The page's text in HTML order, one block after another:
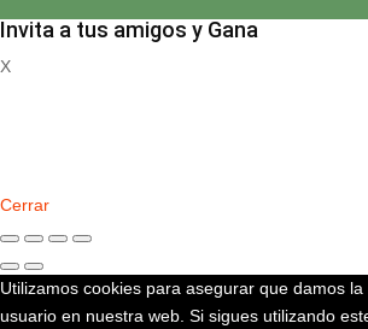
Invita a tus amigos y Gana
X
Cerrar
Utilizamos cookies para asegurar que damos
usuario en nuestra web. Si sigues utilizando